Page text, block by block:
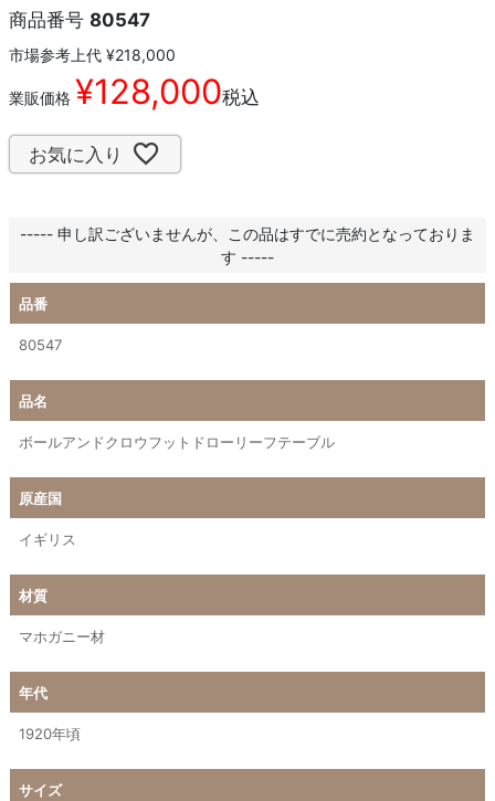
商品番号 80547
市場参考上代 ¥218,000
業販価格 ¥128,000税込
お気に入り
----- 申し訳ございませんが、この品はすでに売約となっておりま
す -----
品番
80547
品名
ボールアンドクロウフットドローリーフテーブル
原産国
イギリス
材質
マホガニー材
年代
1920年頃
サイズ